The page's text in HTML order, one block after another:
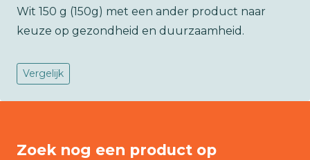
Wit 150 g (150g) met een ander product naar
keuze op gezondheid en duurzaamheid.
Vergelijk
Zoek nog een product op